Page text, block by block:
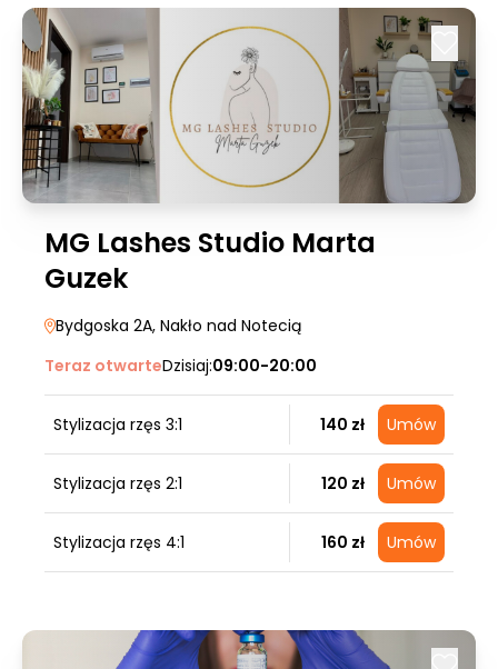
MG Lashes Studio Marta
Guzek
Bydgoska 2A, Nakło nad Notecią
Teraz otwarteDzisiaj:09:00-20:00
Stylizacja rzęs 3:1 140 zł Umów
Stylizacja rzęs 2:1 120 zł Umów
Stylizacja rzęs 4:1 160 zł Umów